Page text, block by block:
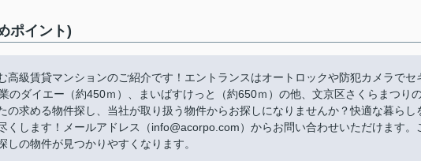
ポイント)
賃貸マンションのご紹介です！エントランスはオートロックや防犯カメラでセ
のダイエー（約450ｍ）、まいばすけっと（約650ｍ）の他、文京区さくらまつり
の求める物件探し、当社が取り扱う物件からお探しになりませんか？快適な暮らし
くします！メールアドレス（info@acorpo.com）からお問い合わせいただけます。
の物件が見つかりやすくなります。